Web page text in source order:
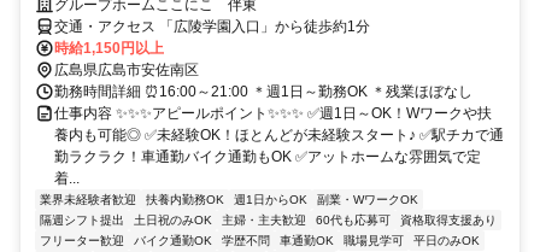
グループホームここにこ 伴東
交通・アクセス 「広陵学園入口」から徒歩約1分
時給1,150円以上
広島県広島市安佐南区
勤務時間詳細 ⏰16:00～21:00 ＊週1日～勤務OK ＊残業ほぼなし
仕事内容 ✨✨✨アピールポイント✨✨✨ ✅週1日～OK！Wワークや扶
養内も可能◎ ✅未経験OK！ほとんどが未経験スタート♪ ✅駅チカで通
勤ラクラク！車通勤バイク通勤もOK ✅アットホームな雰囲気で定
着...
業界未経験者歓迎 扶養内勤務OK 週1日からOK
副業・WワークOK
隔週シフト提出
土日祝のみOK 主婦・主夫歓迎 60代も応募可
資格取得支援あり
フリーター歓迎
バイク通勤OK 学歴不問 車通勤OK 職場見学可
平日のみOK